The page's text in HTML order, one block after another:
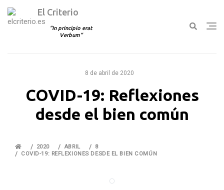
El Criterio
In principio erat
Verbum
8 de abril de 2020
COVID-19: Reflexiones
desde el bien común
2020 ABRIL
8
COVID-19: REFLEXIONES DESDE EL BIEN COMÚN